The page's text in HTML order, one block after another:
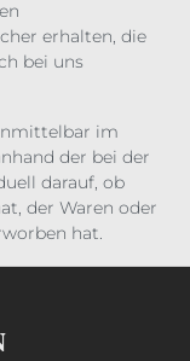
erhalten, die
bei uns
im
der bei der
darauf, ob
der Waren oder
hat.